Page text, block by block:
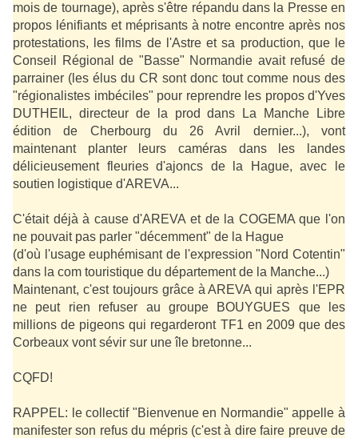
mois de tournage), après s'être répandu dans la Presse en
propos lénifiants et méprisants à notre encontre après nos
protestations, les films de l'Astre et sa production, que le
Conseil Régional de "Basse" Normandie avait refusé de
parrainer (les élus du CR sont donc tout comme nous des
"régionalistes imbéciles" pour reprendre les propos d'Yves
DUTHEIL, directeur de la prod dans La Manche Libre
édition de Cherbourg du 26 Avril dernier...), vont
maintenant planter leurs caméras dans les landes
délicieusement fleuries d'ajoncs de la Hague, avec le
soutien logistique d'AREVA...
C'était déjà à cause d'AREVA et de la COGEMA que l'on
ne pouvait pas parler "décemment" de la Hague
(d'où l'usage euphémisant de l'expression "Nord Cotentin"
dans la com touristique du département de la Manche...)
Maintenant, c'est toujours grâce à AREVA qui après l'EPR
ne peut rien refuser au groupe BOUYGUES que les
millions de pigeons qui regarderont TF1 en 2009 que des
Corbeaux vont sévir sur une île bretonne...
CQFD!
RAPPEL: le collectif "Bienvenue en Normandie" appelle à
manifester son refus du mépris (c'est à dire faire preuve de